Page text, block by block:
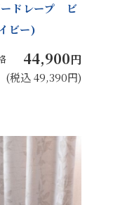
ードレープ ビ
ビー)
44,900円
(税込 49,390円)